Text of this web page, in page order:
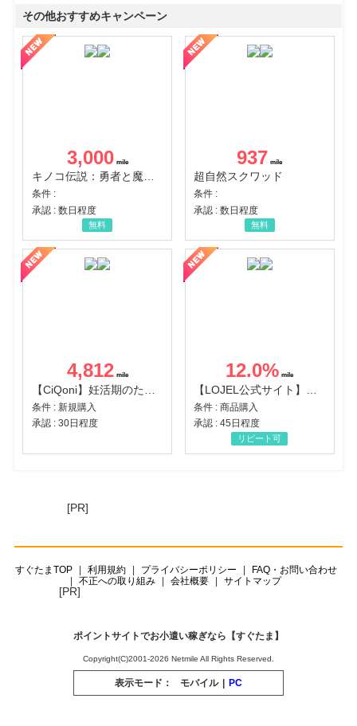
その他おすすめキャンペーン
3,000
キノコ伝説：勇者と魔法のランプ
条件 :
承認 : 数日程度
無料
937
超自然スクワッド
条件 :
承認 : 数日程度
無料
4,812
条件 : 新規購入
承認 : 30日程度
12.0%
条件 : 商品購入
承認 : 45日程度
リピート可
[PR]
すぐたまTOP 利用規約 プライバシーポリシー
FAQ・お問い合わせ
不正への取り組み
会社概要 サイトマップ
[PR]
ポイントサイトでお小遣い稼ぎなら【すぐたま】
Copyright(C)2001-2026 Netmile All Rights Reserved.
表示モード： モバイル | PC